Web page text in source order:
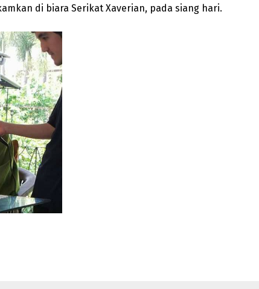
di biara Serikat Xaverian, pada siang hari.